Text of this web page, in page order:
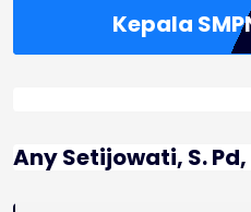
Kepala
Any Setijowati, S. Pd,